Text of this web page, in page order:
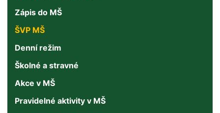
Zápis do MŠ
ŠVP MŠ
Denní režim
Školné a stravné
Akce v MŠ
Pravidelné aktivity v MŠ